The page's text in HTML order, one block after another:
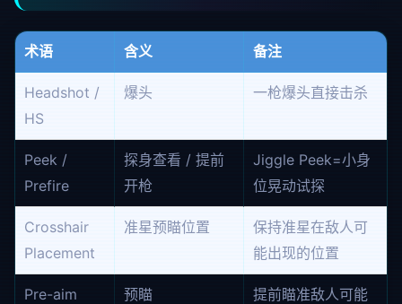
术语 含义 备注
Headshot /
HS
爆头 一枪爆头直接击杀
Peek /
Prefire
探身查看 / 提前
开枪
Jiggle Peek=小身
位晃动试探
Crosshair
Placement
准星预瞄位置
保持准星在敌人可
能出现的位置
Pre-aim 预瞄
提前瞄准敌人可能